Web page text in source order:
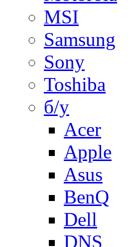
MSI
Samsung
Sony
Toshiba
б/у
Acer
Apple
Asus
BenQ
Dell
DNS